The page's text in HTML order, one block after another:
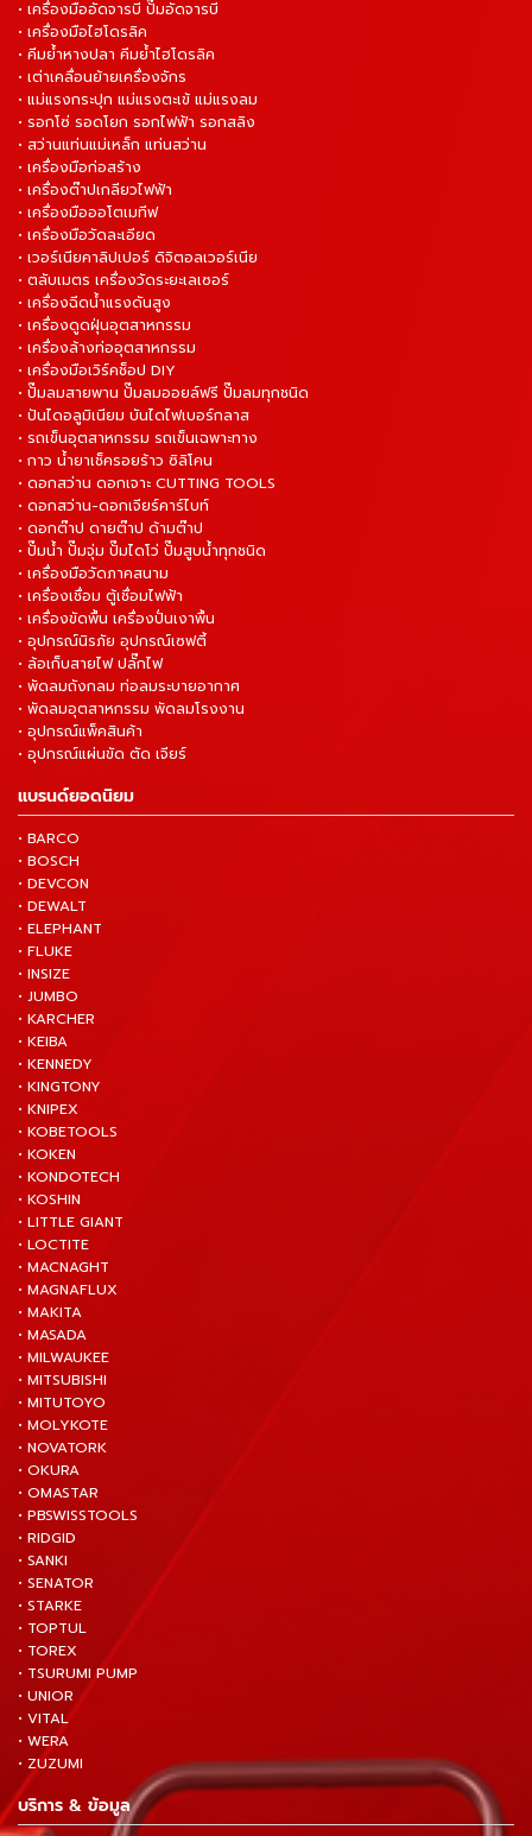
• เครื่องมืออัดจารบี ปั๊มอัดจารบี
• เครื่องมือไฮโดรลิค
• คีมย้ำหางปลา คีมย้ำไฮโดรลิค
• เต่าเคลื่อนย้ายเครื่องจักร
• แม่แรงกระปุก แม่แรงตะเข้ แม่แรงลม
• รอกโซ่ รอดโยก รอกไฟฟ้า รอกสลิง
• สว่านแท่นแม่เหล็ก แท่นสว่าน
• เครื่องมือก่อสร้าง
• เครื่องต๊าปเกลียวไฟฟ้า
• เครื่องมือออโตเมทีฟ
• เครื่องมือวัดละเอียด
• เวอร์เนียคาลิปเปอร์ ดิจิตอลเวอร์เนีย
• ตลับเมตร เครื่องวัดระยะเลเซอร์
• เครื่องฉีดน้ำแรงดันสูง
• เครื่องดูดฝุ่นอุตสาหกรรม
• เครื่องล้างท่ออุตสาหกรรม
• เครื่องมือเวิร์คช็อป DIY
• ปั๊มลมสายพาน ปั๊มลมออยล์ฟรี ปั๊มลมทุกชนิด
• ปันไดอลูมิเนียม บันไดไฟเบอร์กลาส
• รถเข็นอุตสาหกรรม รถเข็นเฉพาะทาง
• กาว น้ำยาเช็ครอยร้าว ซิลิโคน
• ดอกสว่าน ดอกเจาะ CUTTING TOOLS
• ดอกสว่าน-ดอกเจียร์คาร์ไบท์
• ดอกต๊าป ดายต๊าป ด้ามต๊าป
• ปั๊มน้ำ ปั๊มจุ่ม ปั๊มไดโว่ ปั๊มสูบน้ำทุกชนิด
• เครื่องมือวัดภาคสนาม
• เครื่องเชื่อม ตู้เชื่อมไฟฟ้า
• เครื่องขัดพื้น เครื่องปั่นเงาพื้น
• อุปกรณ์นิรภัย อุปกรณ์เซฟตี้
• ล้อเก็บสายไฟ ปลั๊กไฟ
• พัดลมถังกลม ท่อลมระบายอากาศ
• พัดลมอุตสาหกรรม พัดลมโรงงาน
• อุปกรณ์แพ็คสินค้า
• อุปกรณ์แผ่นขัด ตัด เจียร์
แบรนด์ยอดนิยม
• BARCO
• BOSCH
• DEVCON
• DEWALT
• ELEPHANT
• FLUKE
• INSIZE
• JUMBO
• KARCHER
• KEIBA
• KENNEDY
• KINGTONY
• KNIPEX
• KOBETOOLS
• KOKEN
• KONDOTECH
• KOSHIN
• LITTLE GIANT
• LOCTITE
• MACNAGHT
• MAGNAFLUX
• MAKITA
• MASADA
• MILWAUKEE
• MITSUBISHI
• MITUTOYO
• MOLYKOTE
• NOVATORK
• OKURA
• OMASTAR
• PBSWISSTOOLS
• RIDGID
• SANKI
• SENATOR
• STARKE
• TOPTUL
• TOREX
• TSURUMI PUMP
• UNIOR
• VITAL
• WERA
• ZUZUMI
บริการ & ข้อมูล